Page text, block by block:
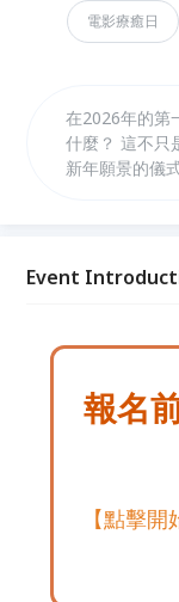
電影療癒日
在2026年的第
什麼？ 這不只
新年願景的儀
Event
報名
【點擊